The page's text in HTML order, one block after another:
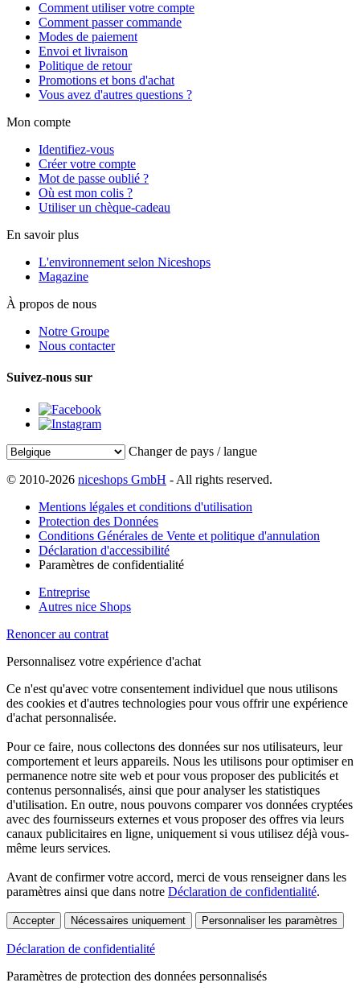
Comment utiliser votre compte
Comment passer commande
Modes de paiement
Envoi et livraison
Politique de retour
Promotions et bons d'achat
Vous avez d'autres questions ?
Mon compte
Identifiez-vous
Créer votre compte
Mot de passe oublié ?
Où est mon colis ?
Utiliser un chèque-cadeau
En savoir plus
L'environnement selon Niceshops
Magazine
À propos de nous
Notre Groupe
Nous contacter
Suivez-nous sur
Changer de pays / langue
© 2010-2026 niceshops GmbH - All rights reserved.
Mentions légales et conditions d'utilisation
Protection des Données
Conditions Générales de Vente et politique d'annulation
Déclaration d'accessibilité
Paramètres de confidentialité
Entreprise
Autres nice Shops
Renoncer au contrat
Personnalisez votre expérience d'achat
Ce n'est qu'avec votre consentement individuel que nous utilisons
des cookies et d'autres technologies pour vous offrir une expérience
d'achat personnalisée.
Pour ce faire, nous collectons des données sur nos utilisateurs, leur
comportement et leurs appareils. Nous les utilisons pour optimiser en
permanence notre site web et pour vous proposer des publicités et
contenus personnalisés, ainsi que pour analyser les statistiques
d'utilisation. En outre, nous pouvons comparer vos données cryptées
avec des fournisseurs externes et vous proposer des offres via leurs
canaux publicitaires en ligne, uniquement si vous utilisez déjà vous-
même leurs services.
Avant de confirmer votre accord, merci de vous renseigner dans les
paramètres ainsi que dans notre Déclaration de confidentialité.
Accepter Nécessaires uniquement Personnaliser les paramètres
Déclaration de confidentialité
Paramètres de protection des données personnalisés